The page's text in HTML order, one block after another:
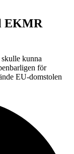
EKMR
kunna
för
EU-domstolen